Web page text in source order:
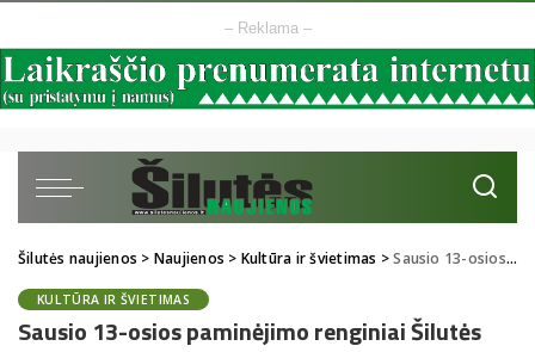
– Reklama –
Šilutės naujienos > Naujienos > Kultūra ir švietimas >Sausio 13-osios paminėjimo renginiai Šilutės rajone
KULTŪRA IR ŠVIETIMAS
Sausio 13-osios paminėjimo renginiai Šilutės